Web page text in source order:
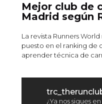
Mejor club de
Madrid según
La revista Runners
puesto en el ranking de
aprender técnica de
¿Ya nos sigues